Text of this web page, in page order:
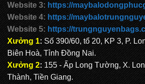
Website 3: https://
Website 4: https://
Website 5: https://
Xưởng 1: Số 390/60, tổ 20, KP 3, P.
Biên Hoà, Tỉnh Đồng Nai.
Xưởng 2: 155 - Ấp Long Tường, X.
Thành, Tiền Giang.